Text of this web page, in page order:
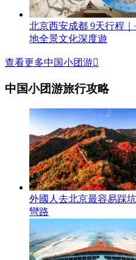
北京西安成都 9天行程
地全景文化深度遊
查看更多中国小团游
中国小团游旅行攻略
外國人去北京最容易踩
彎路